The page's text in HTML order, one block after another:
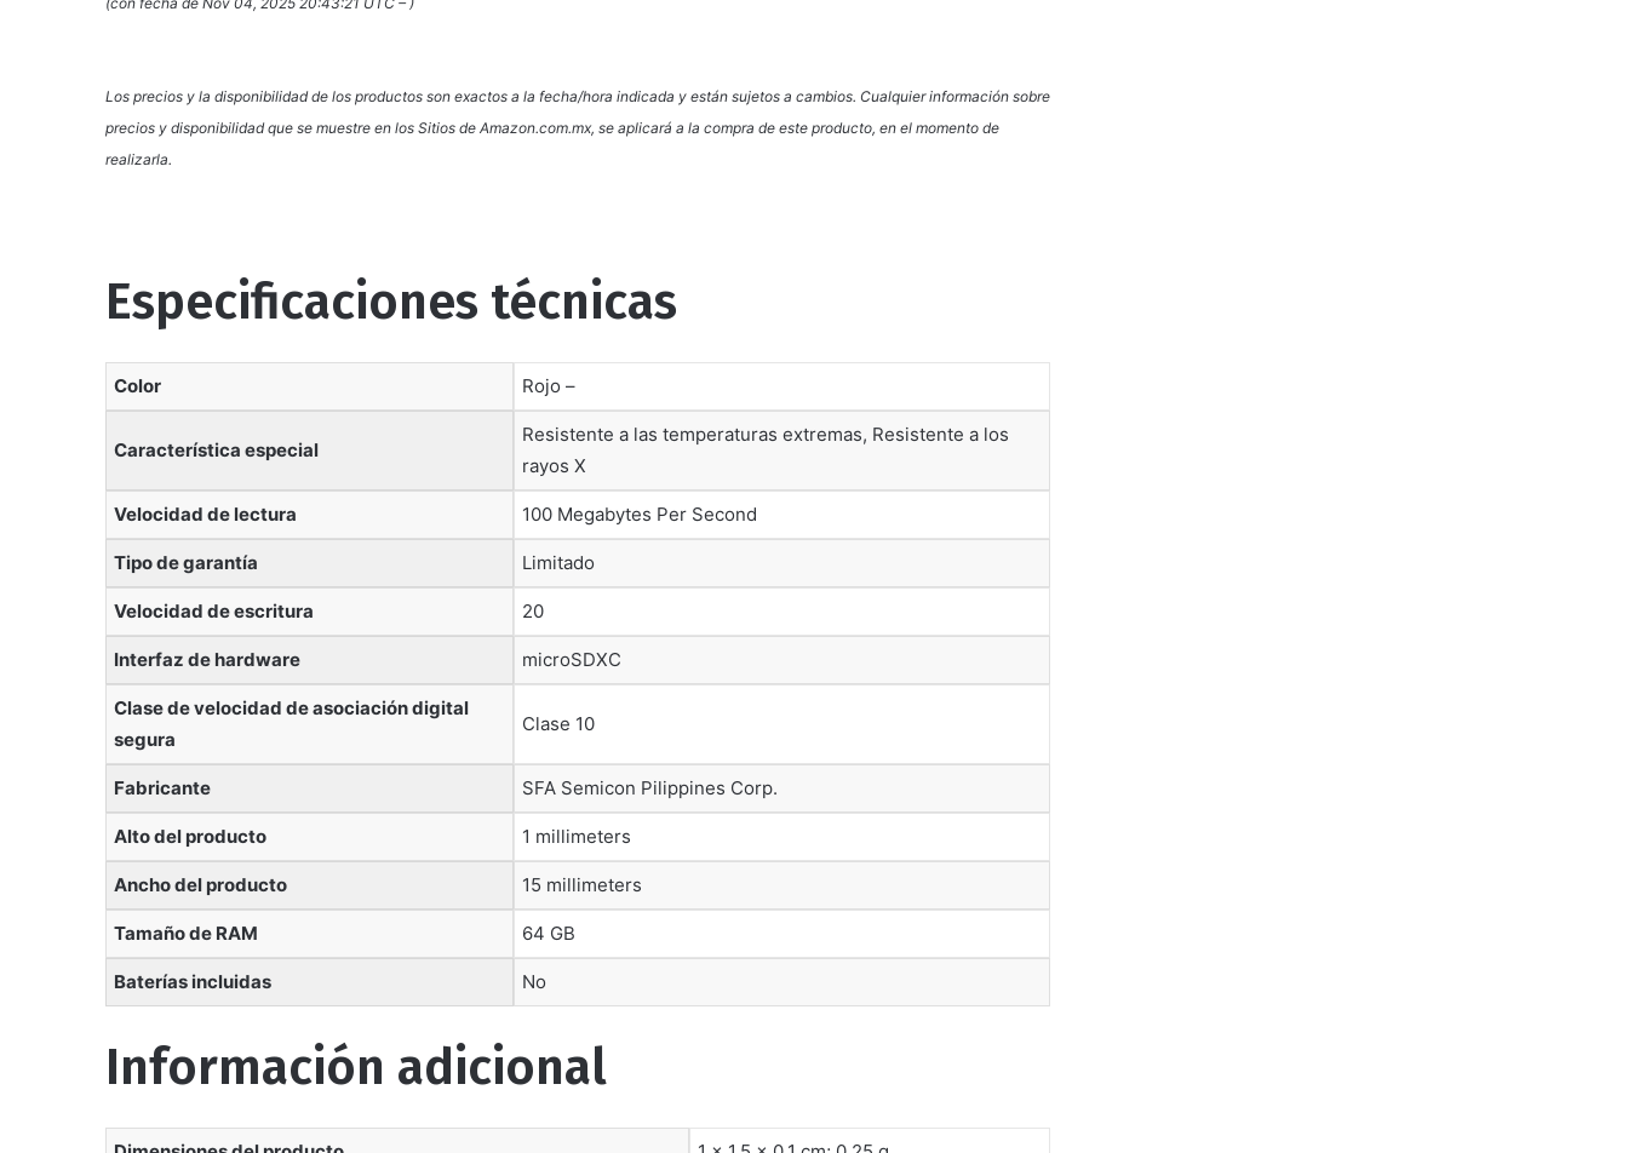
Los precios y la disponibilidad de los productos son exactos a la fecha/hora indicada y están sujetos a cambios. Cualquier información sobre
precios y disponibilidad que se muestre en los Sitios de Amazon.com.mx, se aplicará a la compra de este producto, en el momento de
realizarla.
Especificaciones técnicas
Color ‎Rojo –
Característica especial
‎Resistente a las temperaturas extremas, Resistente a los
rayos X
Velocidad de lectura ‎100 Megabytes Per Second
Tipo de garantía ‎Limitado
Velocidad de escritura ‎20
Interfaz de hardware ‎microSDXC
Clase de velocidad de asociación digital
segura
‎Clase 10
Fabricante ‎SFA Semicon Pilippines Corp.
Alto del producto ‎1 millimeters
Ancho del producto ‎15 millimeters
Tamaño de RAM ‎64 GB
Baterías incluidas ‎No
Información adicional